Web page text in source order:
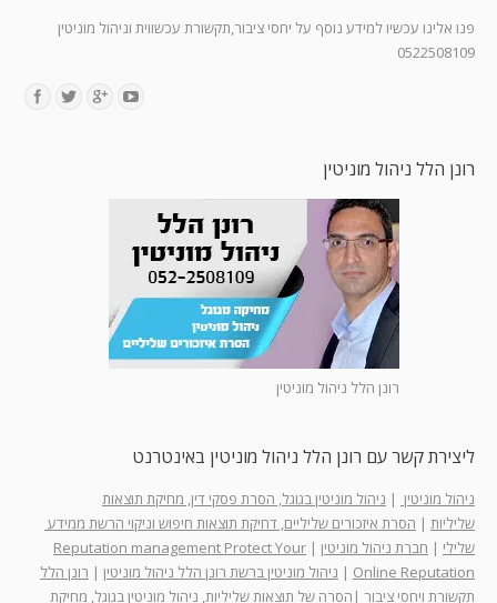
פנו אלינו עכשיו למידע נוסף על יחסי ציבור,תקשורת עכשווית וניהול מוניטין
0522508109
רונן הלל ניהול מוניטין
רונן הלל ניהול מוניטין
ליצירת קשר עם רונן הלל ניהול מוניטין באינטרנט
ניהול מוניטין | ניהול מוניטין בגוגל, הסרת פסקי דין, מחיקת תוצאות
שליליות | הסרת איזכורים שליליים, דחיקת תוצאות חיפוש וניקוי הרשת ממידע
שלילי | חברת ניהול מוניטין |
Reputation management Protect Your
Online Reputation
| ניהול מוניטין ברשת רונן הלל ניהול מוניטין | רונן הלל
תקשורת ויחסי ציבור | הסרה של תוצאות שליליות, ניהול מוניטין בגוגל, מחיקת